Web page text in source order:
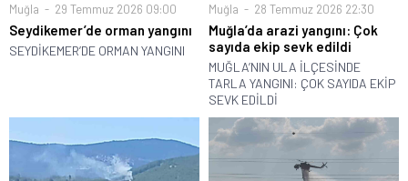
Muğla 29 Temmuz 2026 09:00
Seydikemer’de orman yangını
SEYDİKEMER’DE ORMAN YANGINI
Muğla 28 Temmuz 2026 22:30
Muğla’da arazi yangını: Çok
sayıda ekip sevk edildi
MUĞLA’NIN ULA İLÇESİNDE
TARLA YANGINI: ÇOK SAYIDA EKİP
SEVK EDİLDİ